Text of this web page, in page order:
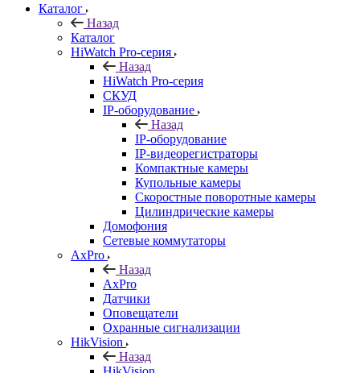
Каталог
Назад
Каталог
HiWatch Pro-серия
Назад
HiWatch Pro-серия
CКУД
IP-оборудование
Назад
IP-оборудование
IP-видеорегистраторы
Компактные камеры
Купольные камеры
Скоростные поворотные камеры
Цилиндрические камеры
Домофония
Сетевые коммутаторы
AxPro
Назад
AxPro
Датчики
Оповещатели
Охранные сигнализации
HikVision
Назад